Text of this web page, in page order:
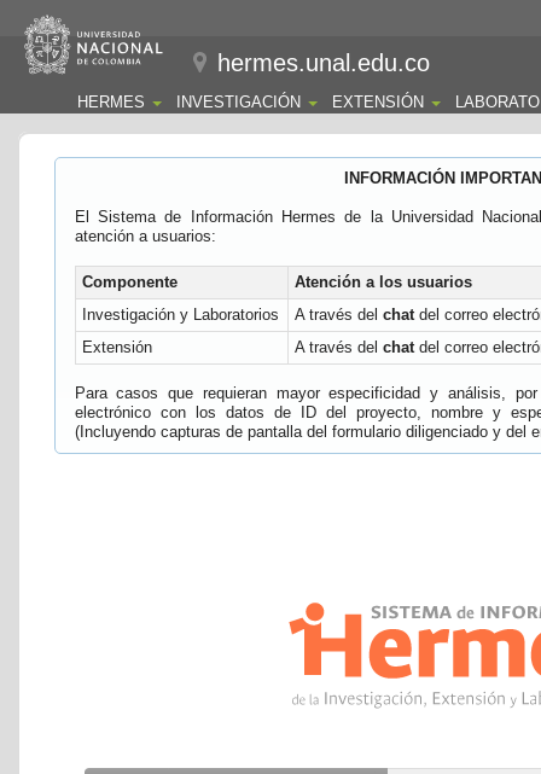
hermes.unal.edu.co
HERMES INVESTIGACIÓN EXTENSIÓN
INFORMACIÓN
El Sistema de Información Hermes de la Universidad
atención a usuarios:
Componente
Atención a los usuarios
Investigación y Laboratorios
A través del chatdel correo
Extensión
A través del chatdel correo
Para casos que requieran mayor especificidad y análisis,
electrónico con los datos de ID del proyecto, nombre y
(Incluyendo capturas de pantalla del formulario diligenciado y del